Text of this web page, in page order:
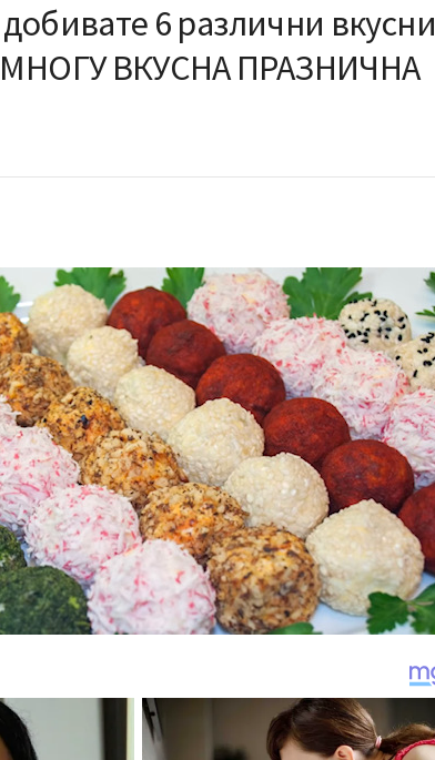
6 различни вкусни
ВКУСНА ПРАЗНИЧНА